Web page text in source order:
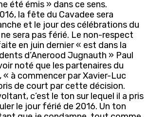
été émis » dans ce sens.
la fête du Cavadee sera
et le jour des célébrations du
sera pas férié. Le non-respect
en juin dernier « est dans la
d’Anerood Jugnauth » Paul
noté que les partenaires du
« à commencer par Xavier-Luc
de court par cette décision.
c’est le ton sur lequel il a pris
le jour férié de 2016. Un ton